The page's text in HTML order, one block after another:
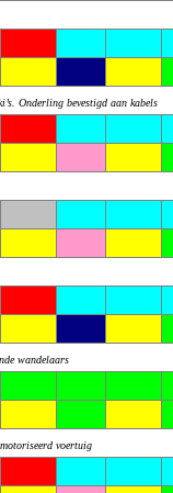
Onderling bevestigd aan kabels
wandelaars
voertuig